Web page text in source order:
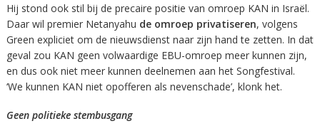
Hij stond ook stil bij de precaire positie van omroep KAN in Israël.
Daar wil premier Netanyahu de omroep privatiseren, volgens
Green expliciet om de nieuwsdienst naar zijn hand te zetten. In dat
geval zou KAN geen volwaardige EBU-omroep meer kunnen zijn,
en dus ook niet meer kunnen deelnemen aan het Songfestival.
‘We kunnen KAN niet opofferen als nevenschade’, klonk het.
Geen politieke stembusgang